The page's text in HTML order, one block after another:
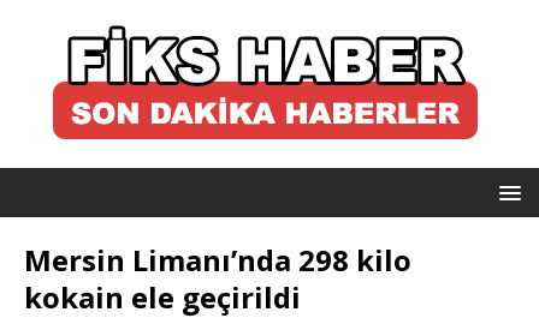
Mersin Limanı’nda 298 kilo
kokain ele geçirildi